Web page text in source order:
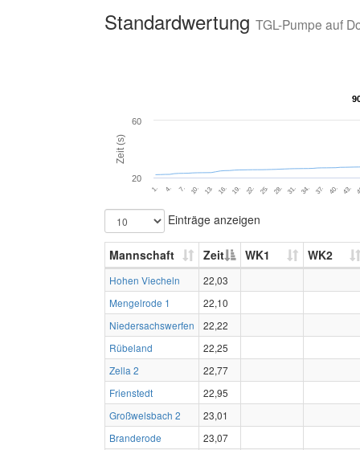
Standardwertung TGL-Pumpe auf
Zeit (s)
1. 4. 7. 10. 13. 16. 19. 22. 25. 28. 31. 34. 37. 40. 43.
20
60
Einträge anzeigen
Mannschaft Zeit WK1 WK2
Hohen Viecheln
22,03
Mengelrode 1
22,10
Niedersachswerfen
22,22
Rübeland
22,25
Zella 2
22,77
Frienstedt
22,95
Großwelsbach 2
23,01
Branderode
23,07